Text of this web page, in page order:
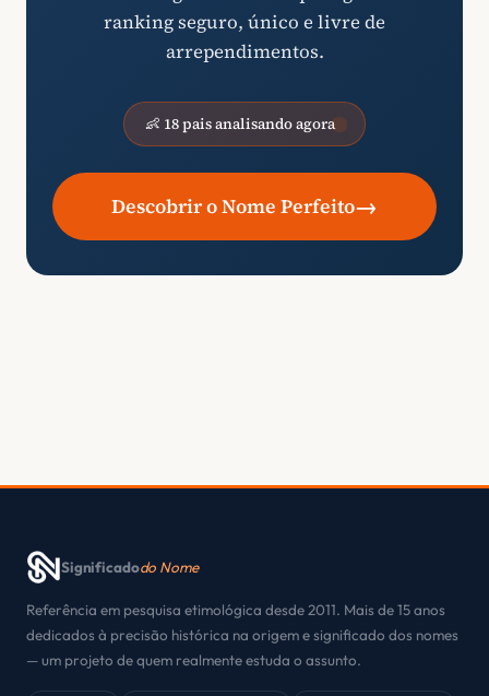
ranking seguro, único e livre de
arrependimentos.
👶 18 pais analisando agora
Descobrir o Nome Perfeito→
Significadodo Nome
Referência em pesquisa etimológica desde 2011. Mais de 15 anos
dedicados à precisão histórica na origem e significado dos nomes
— um projeto de quem realmente estuda o assunto.